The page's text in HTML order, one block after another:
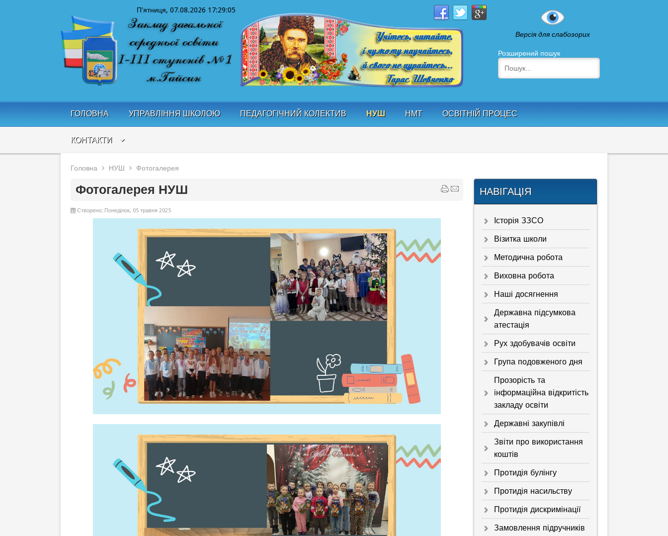
П'ятниця, 07.08.2026 17:29:07
Версія для слабозорих
Розширений пошук
ГОЛОВНА УПРАВЛІННЯ ШКОЛОЮ ПЕДАГОГІЧНИЙ КОЛЕКТИВ НУШ НМТ ОСВІТНІЙ ПРОЦЕС
КОНТАКТИ
Головна НУШ Фотогалерея
Фотогалерея НУШ
Створено: Понеділок, 05 травня 2025
НАВІГАЦІЯ
Історія ЗЗСО
Візитка школи
Методична робота
Виховна робота
Наші досягнення
Державна підсумкова
атестація
Рух здобувачів освіти
Група подовженого дня
Прозорість та
інформаційна відкритість
закладу освіти
Державні закупівлі
Звіти про використання
коштів
Протидія булінгу
Протидія насильству
Протидія дискримінації
Замовлення підручників